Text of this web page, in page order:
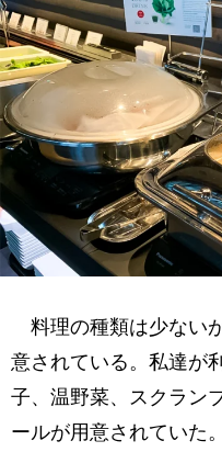
料理の種類は少ない
意されている。私達が
子、温野菜、スクラン
ールが用意されていた。